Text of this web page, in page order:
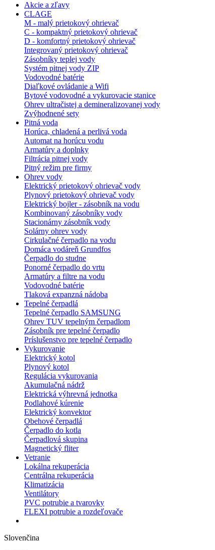
Akcie a zľavy
CLAGE
M - malý prietokový ohrievač
C - kompaktný prietokový ohrievač
D - komfortný prietokový ohrievač
Integrovaný prietokový ohrievač
Zásobníky teplej vody
Systém pitnej vody ZIP
Vodovodné batérie
Diaľkové ovládanie a Wifi
Bytové vodovodné a vykurovacie stanice
Ohrev ultračistej a demineralizovanej vody
Zvýhodnené sety
Pitná voda
Horúca, chladená a perlivá voda
Automat na horúcu vodu
Armatúry a doplnky
Filtrácia pitnej vody
Pitný režim pre firmy
Ohrev vody
Elektrický prietokový ohrievač vody
Plynový prietokový ohrievač vody
Elektrický bojler - zásobník na vodu
Kombinovaný zásobníky vody
Stacionárny zásobník vody
Solárny ohrev vody
Cirkulačné čerpadlo na vodu
Domáca vodáreň Grundfos
Čerpadlo do studne
Ponorné čerpadlo do vrtu
Armatúry a filtre na vodu
Vodovodné batérie
Tlaková expanzná nádoba
Tepelné čerpadlá
Tepelné čerpadlo SAMSUNG
Ohrev TUV tepelným čerpadlom
Zásobník pre tepelné čerpadlo
Príslušenstvo pre tepelné čerpadlo
Vykurovanie
Elektrický kotol
Plynový kotol
Regulácia vykurovania
Akumulačná nádrž
Elektrická výhrevná jednotka
Podlahové kúrenie
Elektrický konvektor
Obehové čerpadlá
Čerpadlo do kotla
Čerpadlová skupina
Magnetický fliter
Vetranie
Lokálna rekuperácia
Centrálna rekuperácia
Klimatizácia
Ventilátory
PVC potrubie a tvarovky
FLEXI potrubie a rozdeľovače
Slovenčina